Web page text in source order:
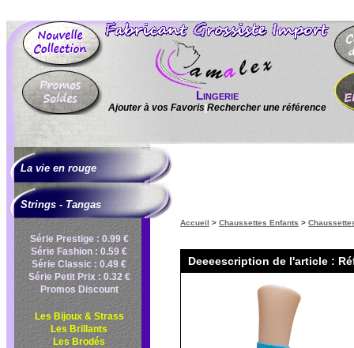
Lingerie
Ajouter à vos Favoris Rechercher une référence
La vie en rouge
Strings - Tangas
Série Prestige : 0.99 €
Série Fashion : 0.59 €
Série Classic : 0.49 €
Série Petit Prix : 0.32 €
Promos Discount
Les Bijoux & Strass
Les Brillants
Les Brodés
Accueil > Chaussettes Enfants >
Deeeescription de l'article :